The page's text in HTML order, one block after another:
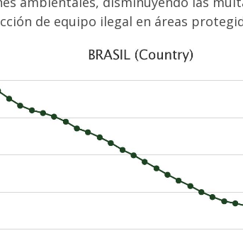
de equipo ilegal en áreas